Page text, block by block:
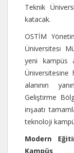
Teknik
katacak.
OSTİM
Üniversitesi
yeni kampüs
Üniversitesine
alanının
Geliştirme
inşaatı
teknoloji
Modern
Kampüs